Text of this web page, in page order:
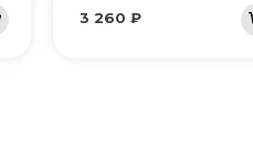
3 260 ₽